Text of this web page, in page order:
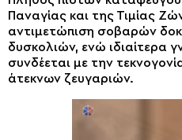
Παναγίας και της Τιμίας
αντιμετώπιση σοβαρών
δυσκολιών, ενώ ιδιαίτερα
συνδέεται με την
άτεκνων ζευγαριών.